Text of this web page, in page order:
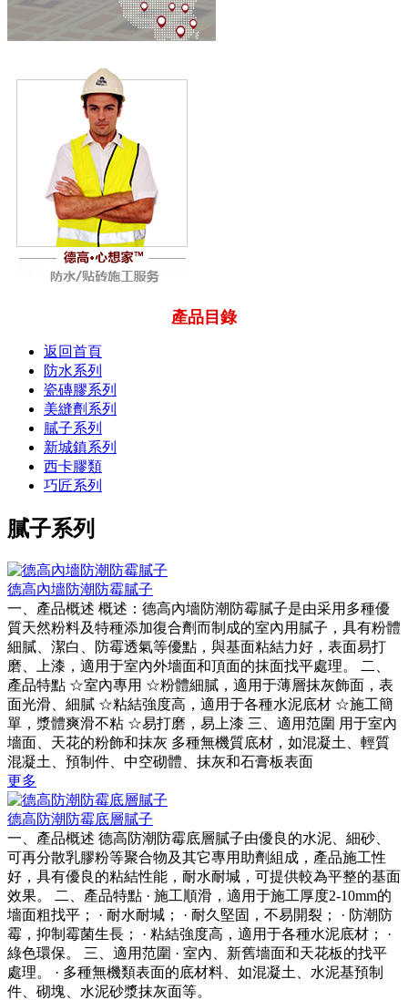
產品目錄
返回首頁
防水系列
瓷磚膠系列
美縫劑系列
膩子系列
新城鎮系列
西卡膠類
巧匠系列
膩子系列
德高內墻防潮防霉膩子
一、產品概述 概述：德高內墻防潮防霉膩子是由采用多種優
質天然粉料及特種添加復合劑而制成的室內用膩子，具有粉體
細膩、潔白、防霉透氣等優點，與基面粘結力好，表面易打
磨、上漆，適用于室內外墻面和頂面的抹面找平處理。 二、
產品特點 ☆室內專用 ☆粉體細膩，適用于薄層抹灰飾面，表
面光滑、細膩 ☆粘結強度高，適用于各種水泥底材 ☆施工簡
單，漿體爽滑不粘 ☆易打磨，易上漆 三、適用范圍 用于室內
墻面、天花的粉飾和抹灰 多種無機質底材，如混凝土、輕質
混凝土、預制件、中空砌體、抹灰和石膏板表面
更多
德高防潮防霉底層膩子
一、產品概述 德高防潮防霉底層膩子由優良的水泥、細砂、
可再分散乳膠粉等聚合物及其它專用助劑組成，產品施工性
好，具有優良的粘結性能，耐水耐堿，可提供較為平整的基面
效果。 二、產品特點 · 施工順滑，適用于施工厚度2-10mm的
墻面粗找平； · 耐水耐堿； · 耐久堅固，不易開裂； · 防潮防
霉，抑制霉菌生長； · 粘結強度高，適用于各種水泥底材； ·
綠色環保。 三、適用范圍 · 室內、新舊墻面和天花板的找平
處理。 · 多種無機類表面的底材料、如混凝土、水泥基預制
件、砌塊、水泥砂漿抹灰面等。